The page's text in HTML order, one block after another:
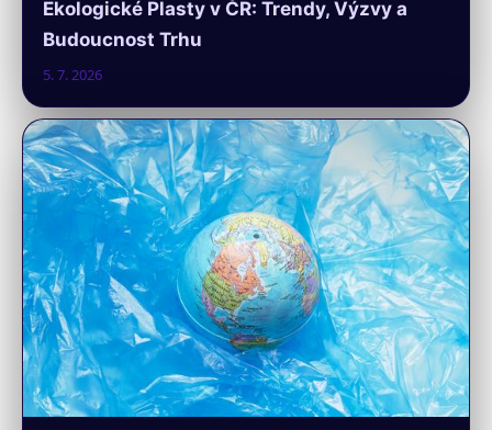
Ekologické Plasty v ČR: Trendy, Výzvy a
Budoucnost Trhu
5. 7. 2026